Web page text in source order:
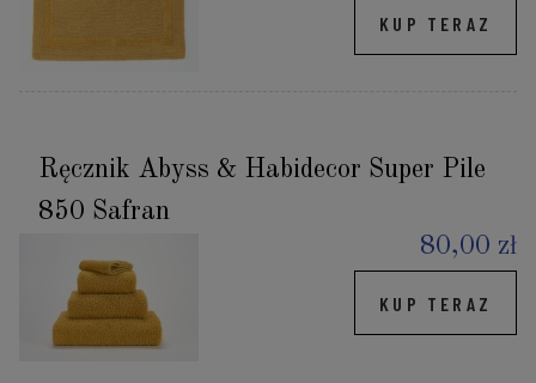
KUP TERAZ
Ręcznik Abyss & Habidecor Super Pile
850 Safran
80,00 zł
KUP TERAZ